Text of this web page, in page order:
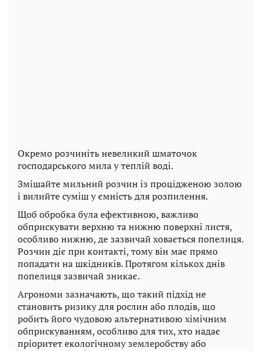
Окремо розчиніть невеликий шматочок
господарського мила у теплій воді.
Змішайте мильний розчин із процідженою золою
і вилийте суміш у ємність для розпилення.
Щоб обробка була ефективною, важливо
обприскувати верхню та нижню поверхні листя,
особливо нижню, де зазвичай ховається попелиця.
Розчин діє при контакті, тому він має прямо
попадати на шкідників. Протягом кількох днів
попелиця зазвичай зникає.
Агрономи зазначають, що такий підхід не
становить ризику для рослин або плодів, що
робить його чудовою альтернативою хімічним
обприскуванням, особливо для тих, хто надає
пріоритет екологічному землеробству або